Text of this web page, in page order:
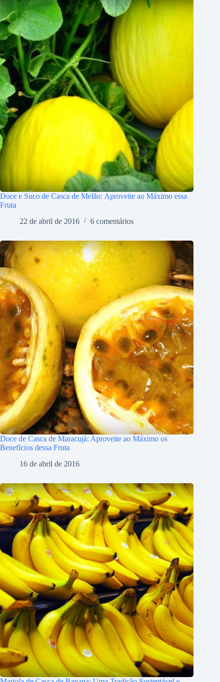
Doce e Suco de Casca de Melão: Aproveite ao Máximo essa
Fruta
22 de abril de 2016
6 comentários
Doce de Casca de Maracujá: Aproveite ao Máximo os
Benefícios dessa Fruta
16 de abril de 2016